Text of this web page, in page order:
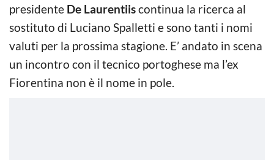
presidente De Laurentiiscontinua la ricerca al
sostituto di Luciano Spalletti e sono tanti i nomi
valuti per la prossima stagione. E’ andato in scena
un incontro con il tecnico portoghese ma l’ex
Fiorentina non è il nome in pole.